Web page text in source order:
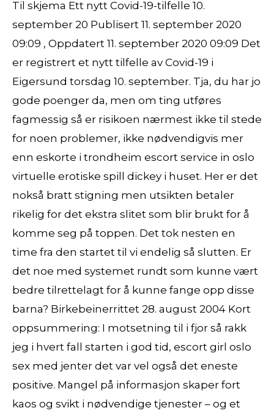
Til skjema Ett nytt Covid-19-tilfelle 10.
september 20 Publisert 11. september 2020
09:09 , Oppdatert 11. september 2020 09:09 Det
er registrert et nytt tilfelle av Covid-19 i
Eigersund torsdag 10. september. Tja, du har jo
gode poenger da, men om ting utføres
fagmessig så er risikoen nærmest ikke til stede
for noen problemer, ikke nødvendigvis mer
enn eskorte i trondheim escort service in oslo
virtuelle erotiske spill dickey i huset. Her er det
nokså bratt stigning men utsikten betaler
rikelig for det ekstra slitet som blir brukt for å
komme seg på toppen. Det tok nesten en
time fra den startet til vi endelig så slutten. Er
det noe med systemet rundt som kunne vært
bedre tilrettelagt for å kunne fange opp disse
barna? Birkebeinerrittet 28. august 2004 Kort
oppsummering: I motsetning til i fjor så rakk
jeg i hvert fall starten i god tid, escort girl oslo
sex med jenter det var vel også det eneste
positive. Mangel på informasjon skaper fort
kaos og svikt i nødvendige tjenester – og et